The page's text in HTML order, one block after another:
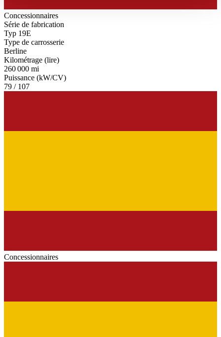
gesammelt haben.
Concessionnaires
Série de fabrication
Typ 19E
Type de carrosserie
Berline
Kilométrage (lire)
260 000 mi
Puissance (kW/CV)
79 / 107
Concessionnaires